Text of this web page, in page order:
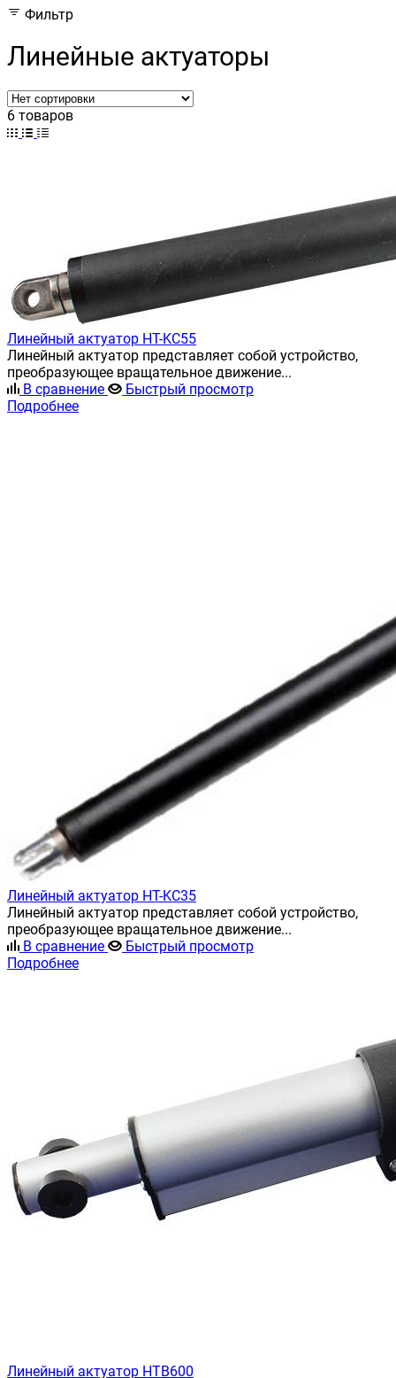
Фильтр
Линейные актуаторы
6 товаров
Линейный актуатор HT-KC55
Линейный актуатор представляет собой устройство,
преобразующее вращательное движение...
В сравнение
Быстрый просмотр
Подробнее
Линейный актуатор HT-KC35
Линейный актуатор представляет собой устройство,
преобразующее вращательное движение...
В сравнение
Быстрый просмотр
Подробнее
Линейный актуатор HTB600